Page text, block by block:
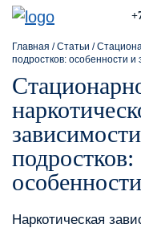
Главная /Статьи /
подростков: особенности и
подростков:
Наркотическая